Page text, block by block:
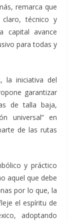
remarca que
técnico y
capital avance
para todas y
la iniciativa del
garantizar
de talla baja,
universal” en
de las rutas
y práctico
aquel que debe
por lo que, la
el espíritu de
adoptando